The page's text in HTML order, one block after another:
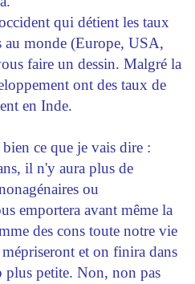
qui détient les taux
au monde (Europe, USA,
faire un dessin. Malgré la
ont des taux de
en Inde.
ce que je vais dire :
il n'y aura plus de
ou
emportera avant même la
des cons toute notre vie
et on finira dans
plus petite. Non, non pas